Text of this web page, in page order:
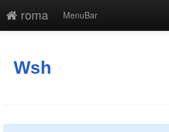
roma
MenuBar
添付
Wsh